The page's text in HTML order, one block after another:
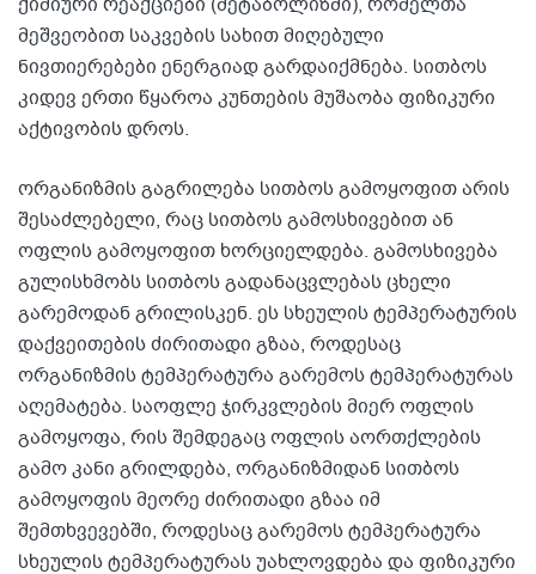
მეშვეობით საკვების სახით მიღებული
ნივთიერებები ენერგიად გარდაიქმნება. სითბოს
კიდევ ერთი წყაროა კუნთების მუშაობა ფიზიკური
აქტივობის დროს.
ორგანიზმის გაგრილება სითბოს გამოყოფით არის
შესაძლებელი, რაც სითბოს გამოსხივებით ან
ოფლის გამოყოფით ხორციელდება. გამოსხივება
გულისხმობს სითბოს გადანაცვლებას ცხელი
გარემოდან გრილისკენ. ეს სხეულის ტემპერატურის
დაქვეითების ძირითადი გზაა, როდესაც
ორგანიზმის ტემპერატურა გარემოს ტემპერატურას
აღემატება. საოფლე ჯირკვლების მიერ ოფლის
გამოყოფა, რის შემდეგაც ოფლის აორთქლების
გამო კანი გრილდება, ორგანიზმიდან სითბოს
გამოყოფის მეორე ძირითადი გზაა იმ
შემთხვევებში, როდესაც გარემოს ტემპერატურა
სხეულის ტემპერატურას უახლოვდება და ფიზიკური